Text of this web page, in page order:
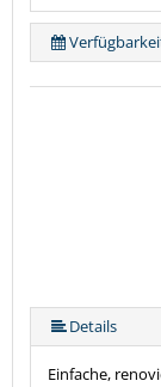
Details
Einfache,